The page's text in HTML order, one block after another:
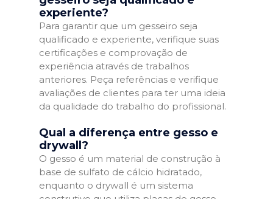
experiente?
Para garantir que um gesseiro seja
qualificado e experiente, verifique suas
certificações e comprovação de
experiência através de trabalhos
anteriores. Peça referências e verifique
avaliações de clientes para ter uma ideia
da qualidade do trabalho do profissional.
Qual a diferença entre gesso e
drywall?
O gesso é um material de construção à
base de sulfato de cálcio hidratado,
enquanto o drywall é um sistema